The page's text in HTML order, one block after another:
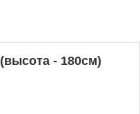
- 180см)